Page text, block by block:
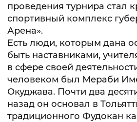
проведения турнира стал
спортивный комплекс
Арена».
Есть люди, которым дана
быть наставниками,
в сфере своей
человеком был Мераби
Окуджава. Почти два
назад он основал в
традиционного Фудокан